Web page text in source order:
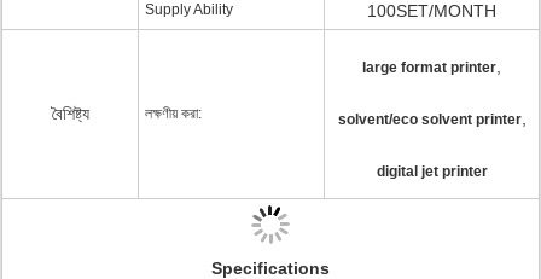
Supply Ability 100SET/MONTH
বৈশিষ্ট্য লক্ষণীয় করা:
large format printer
solvent/eco solvent printer,
digital jet printer
Specifications